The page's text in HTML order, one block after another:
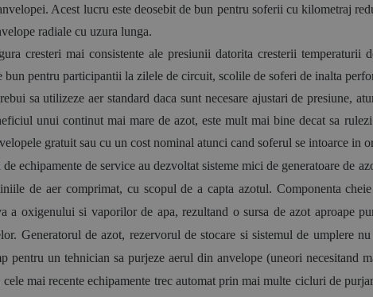
Acest lucru este deosebit de bun pentru soferii cu kilometraj
radiale cu uzura lunga.
cresteri mai consistente ale presiunii datorita cresterii
bun pentru participantii la zilele de circuit, scolile de soferi de inalta
sa utilizeze aer standard daca sunt necesare ajustari de presiune,
unui continut mai mare de azot, este mult mai bine decat sa
gratuit sau cu un cost nominal atunci cand soferul se intoarce in
echipamente de service au dezvoltat sisteme mici de generatoare de
de aer comprimat, cu scopul de a capta azotul. Componenta
a oxigenului si vaporilor de apa, rezultand o sursa de azot aproape
Generatorul de azot, rezervorul de stocare si sistemul de umplere
pentru un tehnician sa purjeze aerul din anvelope (uneori
mai recente echipamente trec automat prin mai multe cicluri de